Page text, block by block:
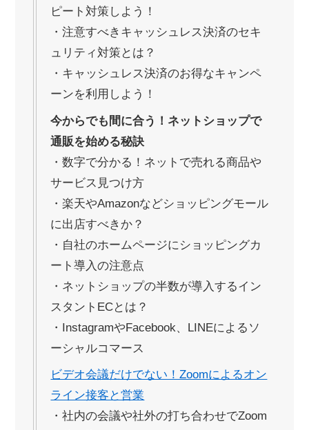
ピート対策しよう！
・注意すべきキャッシュレス決済のセキ
ュリティ対策とは？
・キャッシュレス決済のお得なキャンペ
ーンを利用しよう！
今からでも間に合う！ネットショップで
通販を始める秘訣
・数字で分かる！ネットで売れる商品や
サービス見つけ方
・楽天やAmazonなどショッピングモール
に出店すべきか？
・自社のホームページにショッピングカ
ート導入の注意点
・ネットショップの半数が導入するイン
スタントECとは？
・InstagramやFacebook、LINEによるソ
ーシャルコマース
ビデオ会議だけでない！Zoomによるオン
ライン接客と営業
・社内の会議や社外の打ち合わせでZoom